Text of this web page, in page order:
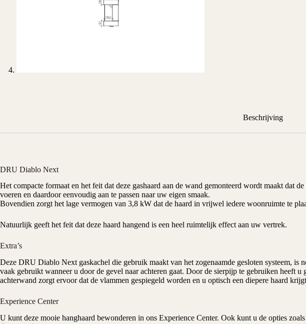
Beschrijving
DRU Diablo Next
Het compacte formaat en het feit dat deze gashaard aan de wand gemonteerd wordt maakt dat
voeren en daardoor eenvoudig aan te passen naar uw eigen smaak.
Bovendien zorgt het lage vermogen van 3,8 kW dat de haard in vrijwel iedere woonruimte te
Natuurlijk geeft het feit dat deze haard hangend is een heel ruimtelijk effect aan uw vertrek.
Extra’s
Deze DRU Diablo Next gaskachel die gebruik maakt van het zogenaamde gesloten systeem, is
vaak gebruikt wanneer u door de gevel naar achteren gaat. Door de sierpijp te gebruiken heeft
achterwand zorgt ervoor dat de vlammen gespiegeld worden en u optisch een diepere haard
Experience Center
U kunt deze mooie hanghaard bewonderen in ons Experience Center. Ook kunt u de opties